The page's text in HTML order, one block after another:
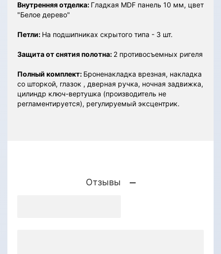
Внутренняя отделка: Гладкая MDF панель 10 мм, цвет
"Белое дерево"
Петли: На подшипниках скрытого типа - 3 шт.
Защита от снятия полотна: 2 противосъемных ригеля
Полный комплект: Броненакладка врезная, накладка
со шторкой, глазок , дверная ручка, ночная задвижка,
цилиндр ключ-вертушка (производитель не
регламентируется), регулируемый эксцентрик.
Отзывы